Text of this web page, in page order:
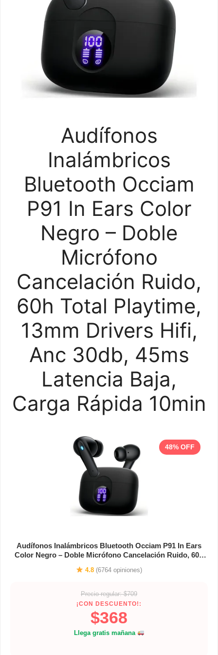
Audífonos
Inalámbricos
Bluetooth Occiam
P91 In Ears Color
Negro – Doble
Micrófono
Cancelación Ruido,
60h Total Playtime,
13mm Drivers Hifi,
Anc 30db, 45ms
Latencia Baja,
Carga Rápida 10min
48% OFF
Audífonos Inalámbricos Bluetooth Occiam P91 In Ears
Color Negro – Doble Micrófono Cancelación Ruido, 60h
Latencia Baja, Carga Rápida 10min
4.8 (6764 opiniones)
Precio regular: $709
¡CON DESCUENTO!:
$368
Llega gratis mañana